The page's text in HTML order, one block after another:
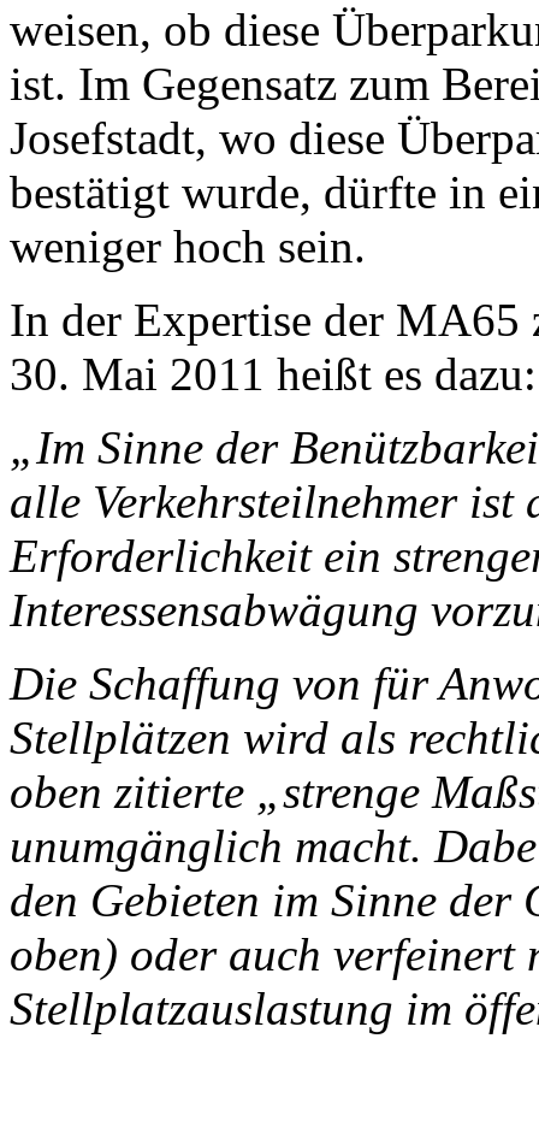
weisen, ob diese
ist. Im Gegensatz zum
Josefstadt, wo diese
bestätigt wurde, dürfte in
weniger hoch sein.
In der Expertise der MA65
30. Mai 2011 heißt es dazu:
„Im Sinne der
alle Verkehrsteilnehmer
Erforderlichkeit ein
Interessensabwägung
Die Schaffung von für
Stellplätzen wird als
oben zitierte „strenge
unumgänglich macht.
den Gebieten im Sinne der
oben) oder auch verfeinert
Stellplatzauslastung im